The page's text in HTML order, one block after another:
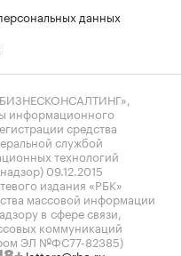
данных
информационного
средства
службой
технологий
09.12.2015
издания «РБК»
массовой информации
в сфере связи,
коммуникаций
ЭЛ №ФС77-82385)